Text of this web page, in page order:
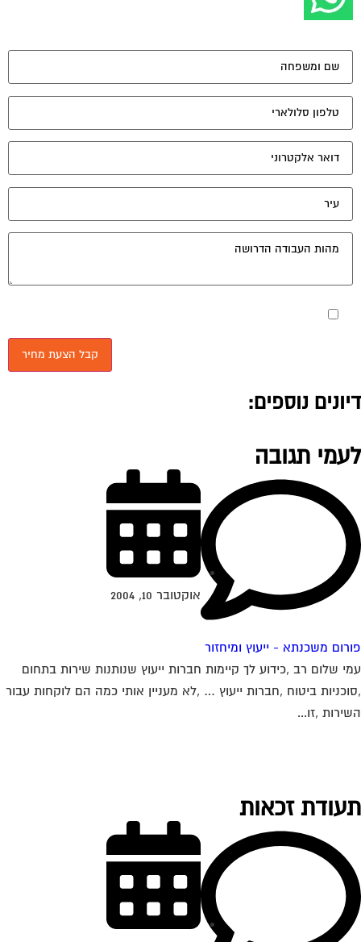
מאשר את תנאי הפרטיות
נוספים:
תגובה
משכנתא - ייעוץ ומיחזור
אוקטובר 10, 2004
שלום רב ,כידוע לך קיימות חברות ייעוץ שנותנות שירות בתחום
ביטוח ,חברות ייעוץ … ,לא מעניין אותי כמה הם לוקחות עבור
,זו...
זכאות